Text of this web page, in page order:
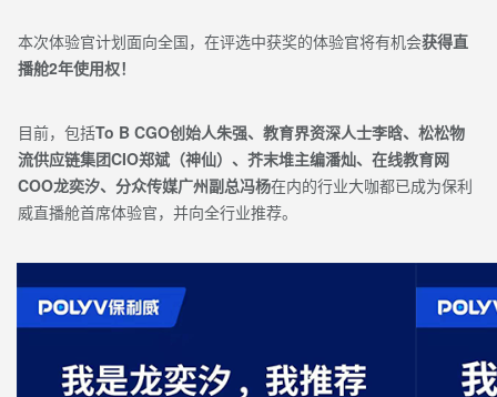
本次体验官计划面向全国，在评选中获奖的体验官将有机会获得直
播舱2年使用权！
目前，包括To B CGO创始人朱强、教育界资深人士李晗、松松物
流供应链集团CIO郑斌（神仙）、芥末堆主编潘灿、在线教育网
COO龙奕汐、分众传媒广州副总冯杨在内的行业大咖都已成为保利
威直播舱首席体验官，并向全行业推荐。